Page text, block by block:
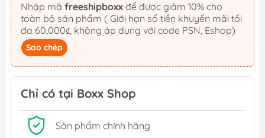
Nhập mã freeshipboxx
toàn bộ sản phẩm ( Giới hạn số tiền khuyến mãi tối
đa 60,000₫, không áp dụng với code PSN, Eshop)
Sao chép
Chỉ có tại Boxx Shop
Sản phẩm chính hãng